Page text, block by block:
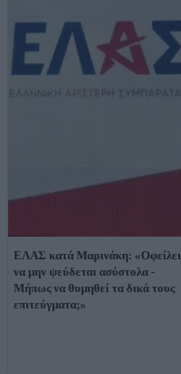
ΕΛΑΣ κατά Μαρινάκη: «Οφείλει
να μην ψεύδεται ασύστολα -
Μήπως να θυμηθεί τα δικά τους
επιτεύγματα;»